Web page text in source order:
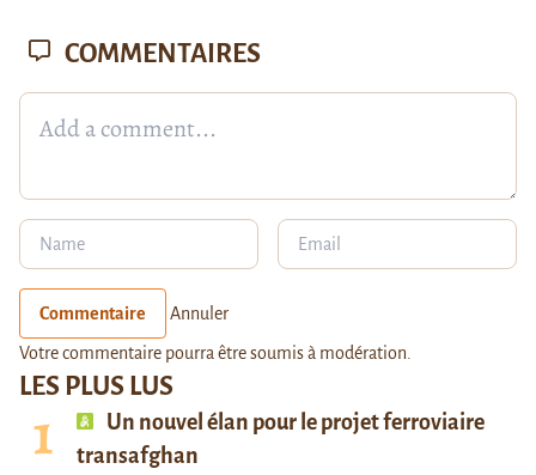
LES PLUS LUS
Un nouvel élan pour le projet ferroviaire
transafghan
COMMENTAIRES
Commentaire Annuler
Votre commentaire pourra être soumis à modération.